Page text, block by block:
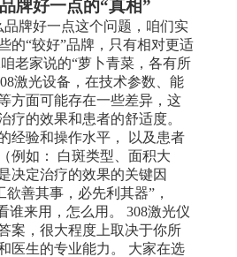
牌好一点的“真相”
品牌好一点这个问题，咱们实
的“较好”品牌，只有相对更适
老家说的“萝卜青菜，各有所
激光设备，在技术参数、能
方面可能存在一些差异，这
疗的效果和患者的舒适度。
经验和操作水平， 以及患者
例如： 白斑类型、面积大
决定治疗的效果的关键因
善其事，必先利其器”，
谁来用，怎么用。 308激光仪
案，很大程度上取决于你所
医生的专业能力。 大家在选